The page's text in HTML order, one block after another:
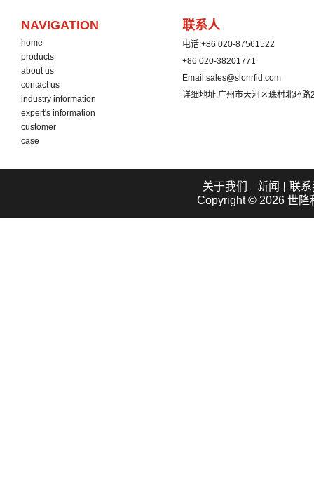
NAVIGATION
home
products
about us
contact us
industry information
expert's information
customer
case
联系人
电话:+86 020-87561522
+86 020-38201771
Email:sales@slonrfid.com
详细地址:广州市天河区珠村北环
关于我们 新闻
联
Copyright © 2026 世隆